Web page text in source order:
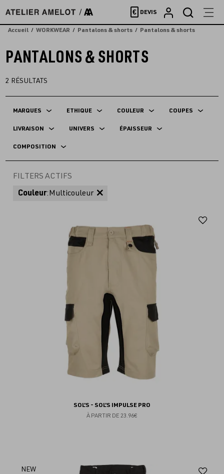
directement
au
€ DEVIS
Accueil WORKWEAR Pantalons & shorts Pantalons & shorts
PANTALONS & SHORTS
2 RÉSULTATS
MARQUES ETHIQUE COULEUR COUPES
LIVRAISON UNIVERS ÉPAISSEUR
COMPOSITION
FILTERS ACTIFS
Couleur:Multicouleur
SOL'S - SOL'S IMPULSE PRO
À PARTIR DE 23.96€
NEW